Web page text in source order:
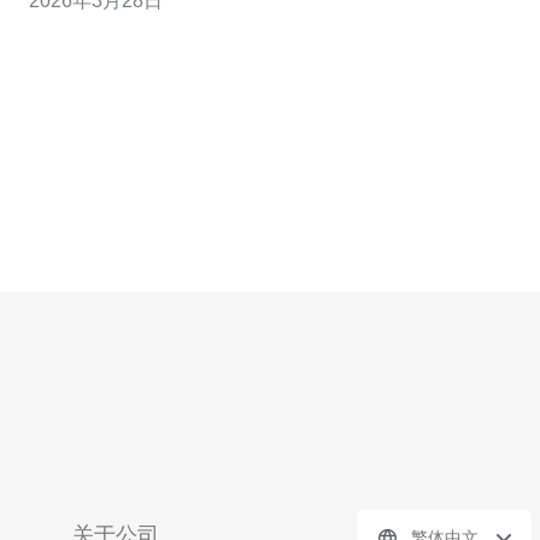
试时间覆盖工作时段与非高峰期，包含5分钟、30分钟与
关于公司